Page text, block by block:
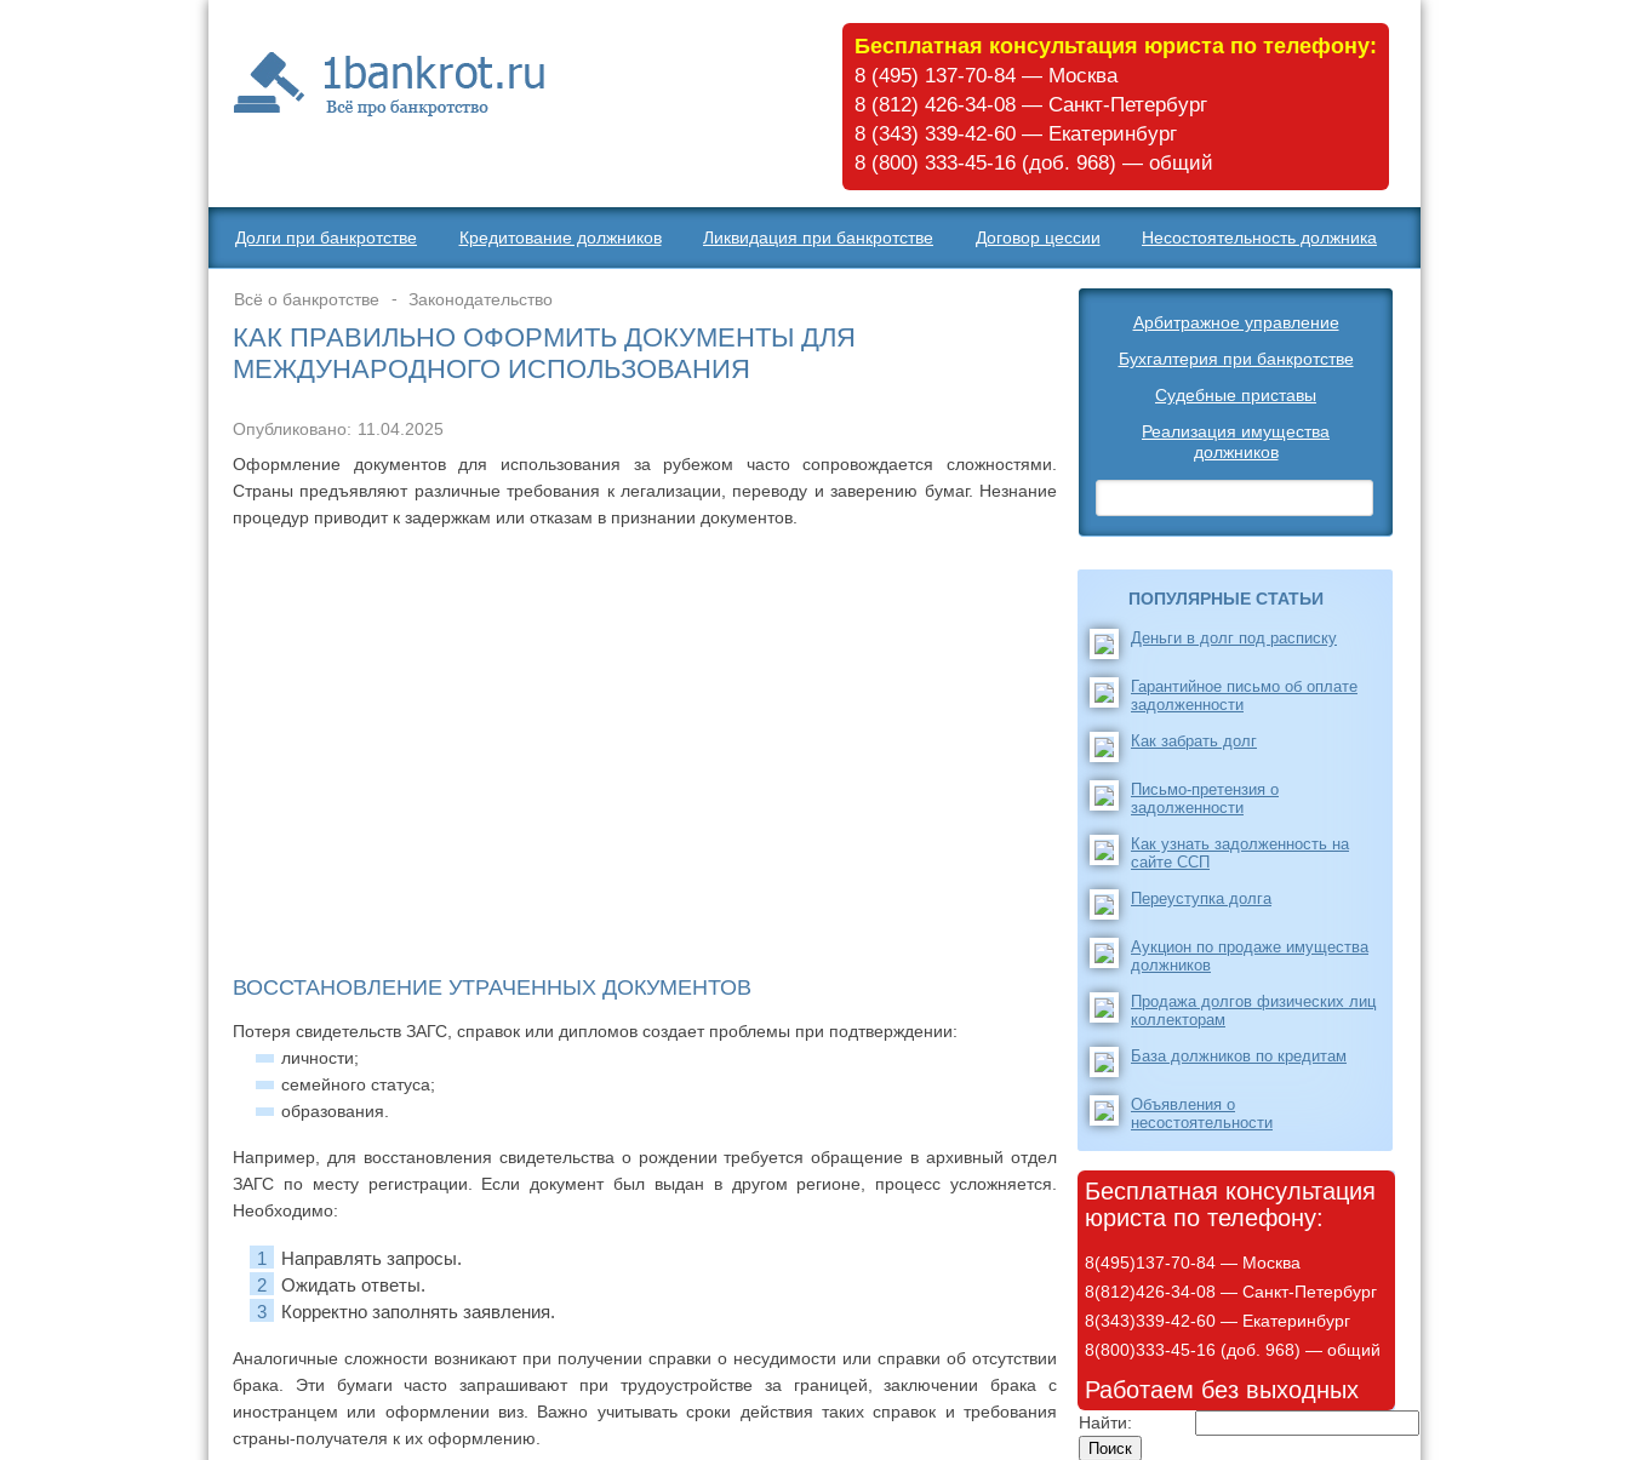
Долги при банкротстве Кредитование должников Ликвидация при банкротстве Договор цессии Несостоятельность должника
Арбитражное управление
Бухгалтерия при банкротстве
Судебные приставы
Реализация имущества
должников
Бесплатная консультация юриста по телефону:
8 (495) 137-70-84 — Москва
8 (812) 426-34-08 — Санкт-Петербург
8 (343) 339-42-60 — Екатеринбург
8 (800) 333-45-16 (доб. 968) — общий
Всё о банкротстве Законодательство
КАК ПРАВИЛЬНО ОФОРМИТЬ ДОКУМЕНТЫ ДЛЯ
МЕЖДУНАРОДНОГО ИСПОЛЬЗОВАНИЯ
Опубликовано: 11.04.2025
Оформление документов для использования за рубежом часто сопровождается сложностями.
Страны предъявляют различные требования к легализации, переводу и заверению бумаг. Незнание
процедур приводит к задержкам или отказам в признании документов.
ВОССТАНОВЛЕНИЕ УТРАЧЕННЫХ ДОКУМЕНТОВ
Потеря свидетельств ЗАГС, справок или дипломов создает проблемы при подтверждении:
личности;
семейного статуса;
образования.
Например, для восстановления свидетельства о рождении требуется обращение в архивный отдел
ЗАГС по месту регистрации. Если документ был выдан в другом регионе, процесс усложняется.
Необходимо:
Направлять запросы.
Ожидать ответы.
Корректно заполнять заявления.
Аналогичные сложности возникают при получении справки о несудимости или справки об отсутствии
брака. Эти бумаги часто запрашивают при трудоустройстве за границей, заключении брака с
иностранцем или оформлении виз. Важно учитывать сроки действия таких справок и требования
страны-получателя к их оформлению.
ПОПУЛЯРНЫЕ СТАТЬИ
Деньги в долг под расписку
Гарантийное письмо об оплате
задолженности
Как забрать долг
Письмо-претензия о
задолженности
Как узнать задолженность на
сайте ССП
Переуступка долга
Аукцион по продаже имущества
должников
Продажа долгов физических лиц
коллекторам
База должников по кредитам
Объявления о
несостоятельности
Бесплатная консультация
юриста по телефону:
8(495)137-70-84 — Москва
8(812)426-34-08 — Санкт-Петербург
8(343)339-42-60 — Екатеринбург
8(800)333-45-16 (доб. 968) — общий
Работаем без выходных
Найти: